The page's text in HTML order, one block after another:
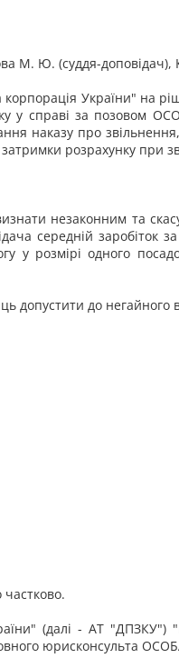
М. Ю. (суддя-
України" на
у справі за позовом
наказу про
розрахунку при
незаконним та
середній заробіток
у розмірі одного
допустити до негайного
(далі - АТ "ДПЗКУ")
юрисконсульта